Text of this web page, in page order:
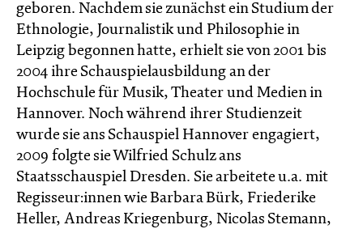
geboren. Nachdem sie zunächst ein Studium der
Ethnologie, Journalistik und Philosophie in
Leipzig begonnen hatte, erhielt sie von 2001 bis
2004 ihre Schauspielausbildung an der
Hochschule für Musik, Theater und Medien in
Hannover. Noch während ihrer Studienzeit
wurde sie ans Schauspiel Hannover engagiert,
2009 folgte sie Wilfried Schulz ans
Staatsschauspiel Dresden. Sie arbeitete u.a. mit
Regisseur:innen wie Barbara Bürk, Friederike
Heller, Andreas Kriegenburg, Nicolas Stemann,